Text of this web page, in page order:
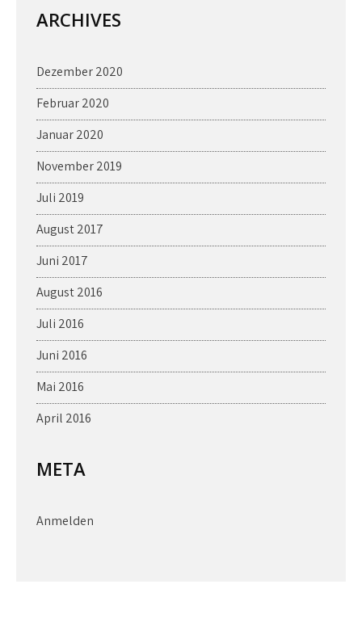
ARCHIVES
Dezember 2020
Februar 2020
Januar 2020
November 2019
Juli 2019
August 2017
Juni 2017
August 2016
Juli 2016
Juni 2016
Mai 2016
April 2016
META
Anmelden